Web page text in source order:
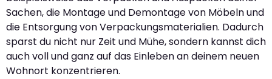
Sachen, die Montage und Demontage von Möbeln und
die Entsorgung von Verpackungsmaterialien. Dadurch
sparst du nicht nur Zeit und Mühe, sondern kannst dich
auch voll und ganz auf das Einleben an deinem neuen
Wohnort konzentrieren.